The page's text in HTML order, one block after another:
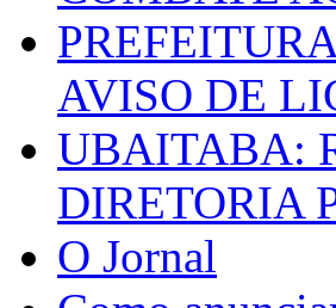
AVISO DE
UBAITABA:
DIRETORIA
O Jornal